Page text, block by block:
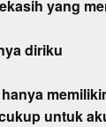
yang
diriku
untuk